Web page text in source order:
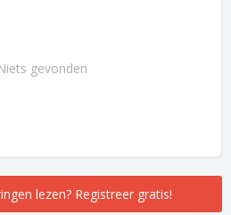
gevonden
lezen? Registreer gratis!